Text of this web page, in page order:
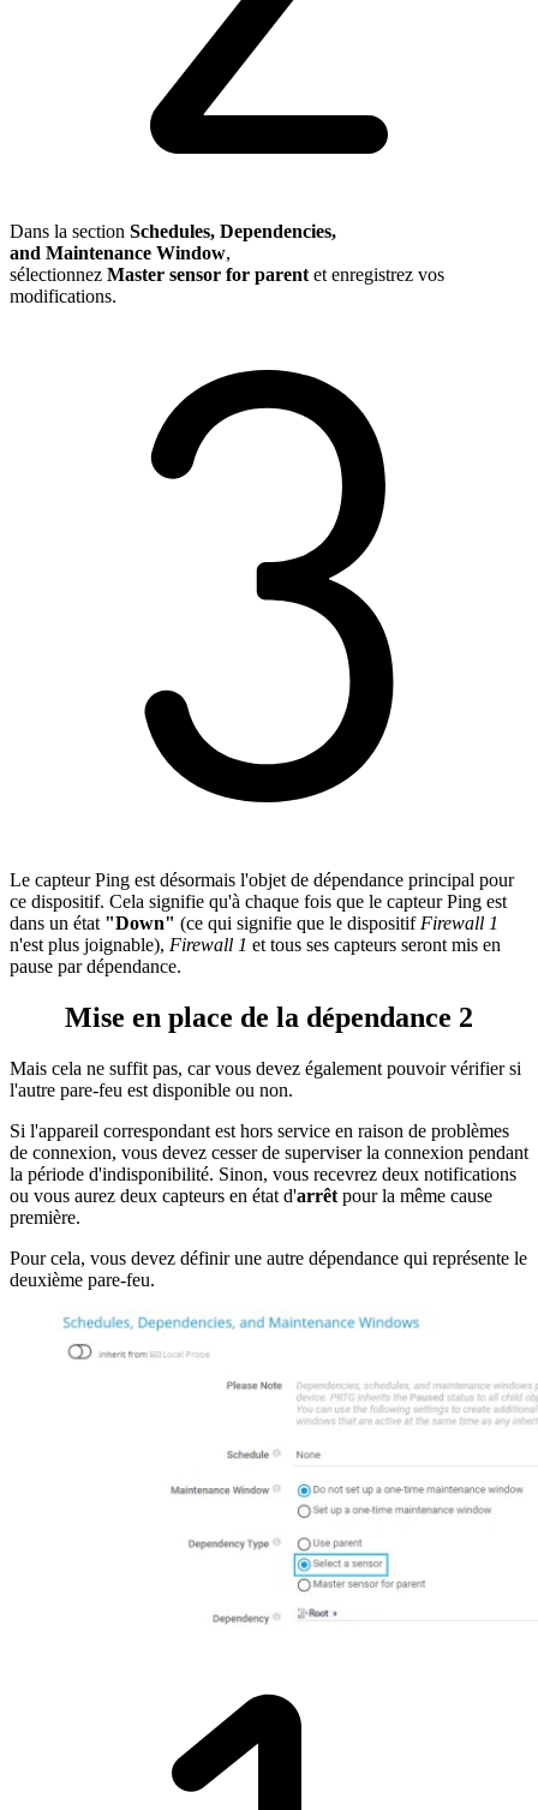
Dans la section Schedules, Dependencies,
and Maintenance Window,
sélectionnez Master sensor for parent et enregistrez vos
modifications.
Le capteur Ping est désormais l'objet de dépendance principal pour
ce dispositif. Cela signifie qu'à chaque fois que le capteur Ping est
dans un état "Down" (ce qui signifie que le dispositif Firewall 1
n'est plus joignable), Firewall 1 et tous ses capteurs seront mis en
pause par dépendance.
Mise en place de la dépendance 2
Mais cela ne suffit pas, car vous devez également pouvoir vérifier si
l'autre pare-feu est disponible ou non.
Si l'appareil correspondant est hors service en raison de problèmes
de connexion, vous devez cesser de superviser la connexion pendant
la période d'indisponibilité. Sinon, vous recevrez deux notifications
ou vous aurez deux capteurs en état d'arrêt pour la même cause
première.
Pour cela, vous devez définir une autre dépendance qui représente le
deuxième pare-feu.